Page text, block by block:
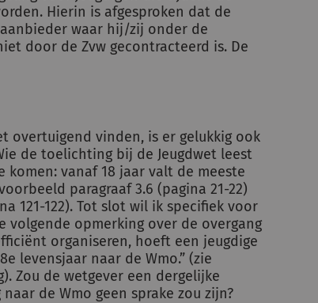
Hierin is afgesproken dat de
aanbieder waar hij/zij onder de
door de Zvw gecontracteerd is. De
overtuigend vinden, is er gelukkig ook
de toelichting bij de Jeugdwet leest
vanaf 18 jaar valt de meeste
paragraaf 3.6 (pagina 21-22)
121-122). Tot slot wil ik specifiek voor
volgende opmerking over de overgang
organiseren, hoeft een jeugdige
levensjaar naar de Wmo.” (zie
). Zou de wetgever een dergelijke
de Wmo geen sprake zou zijn?